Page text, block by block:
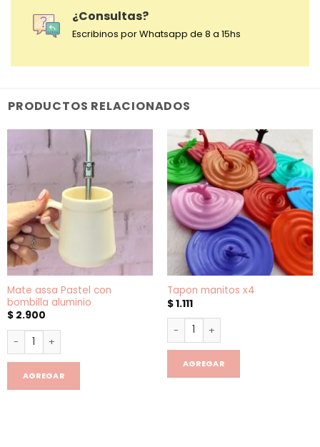
¿Consultas?
Escribinos por Whatsapp de 8 a 15hs
PRODUCTOS RELACIONADOS
Mate assa Pastel con
bombilla aluminio
$2.900
Mate assa Pastel con bombilla aluminio cantidad
AGREGAR
Tapon manitos x4
$1.111
Tapon manitos x4 cantidad
AGREGAR